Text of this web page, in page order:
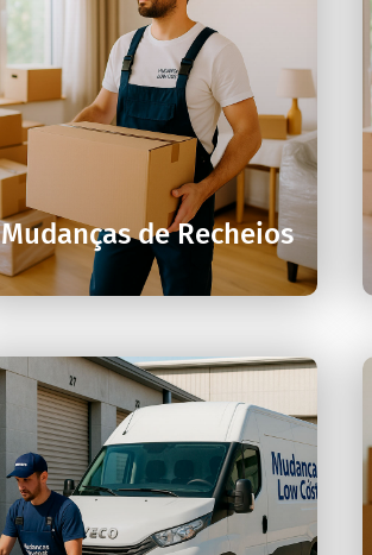

Mudanças de Recheios